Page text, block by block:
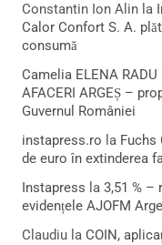
Constantin Ion Alin la
Calor Confort S. A.
consumă
Camelia ELENA RADU
AFACERI ARGEȘ –
Guvernul României
instapress.ro la
de euro în extinderea
Instapress la 3,51 % –
evidențele AJOFM
Claudiu la COIN,